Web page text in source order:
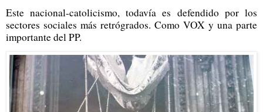
Este nacional-catolicismo, todavía es defendido por los
sectores sociales más retrógrados. Como VOX y una parte
importante del PP.